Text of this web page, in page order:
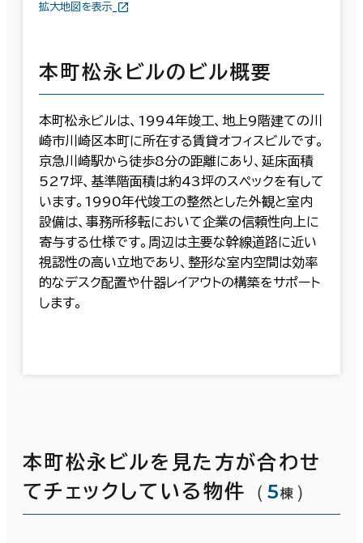
拡大地図を表示
本町松永ビルのビル概要
本町松永ビルは、1994年竣工、地上9階建ての川
崎市川崎区本町に所在する賃貸オフィスビルです。
京急川崎駅から徒歩8分の距離にあり、延床面積
527坪、基準階面積は約43坪のスペックを有して
います。1990年代竣工の整然とした外観と室内
設備は、事務所移転において企業の信頼性向上に
寄与する仕様です。周辺は主要な幹線道路に近い
視認性の高い立地であり、整形な室内空間は効率
的なデスク配置や什器レイアウトの構築をサポート
します。
本町松永ビルを見た方が合わせ
てチェックしている物件
（ 5棟 ）